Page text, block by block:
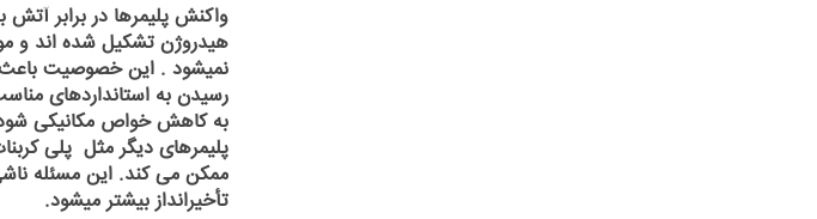
واکنش پلیمرها در برابر آتش
هیدروژن تشکیل شده اند و
نمیشود . این خصوصیت باعث
رسیدن به استانداردهای
به کاهش خواص مکانیکی شود.
پلیمرهای دیگر مثل پلی
ممکن می کند. این مسئله
تأخیرانداز بیشتر میشود.